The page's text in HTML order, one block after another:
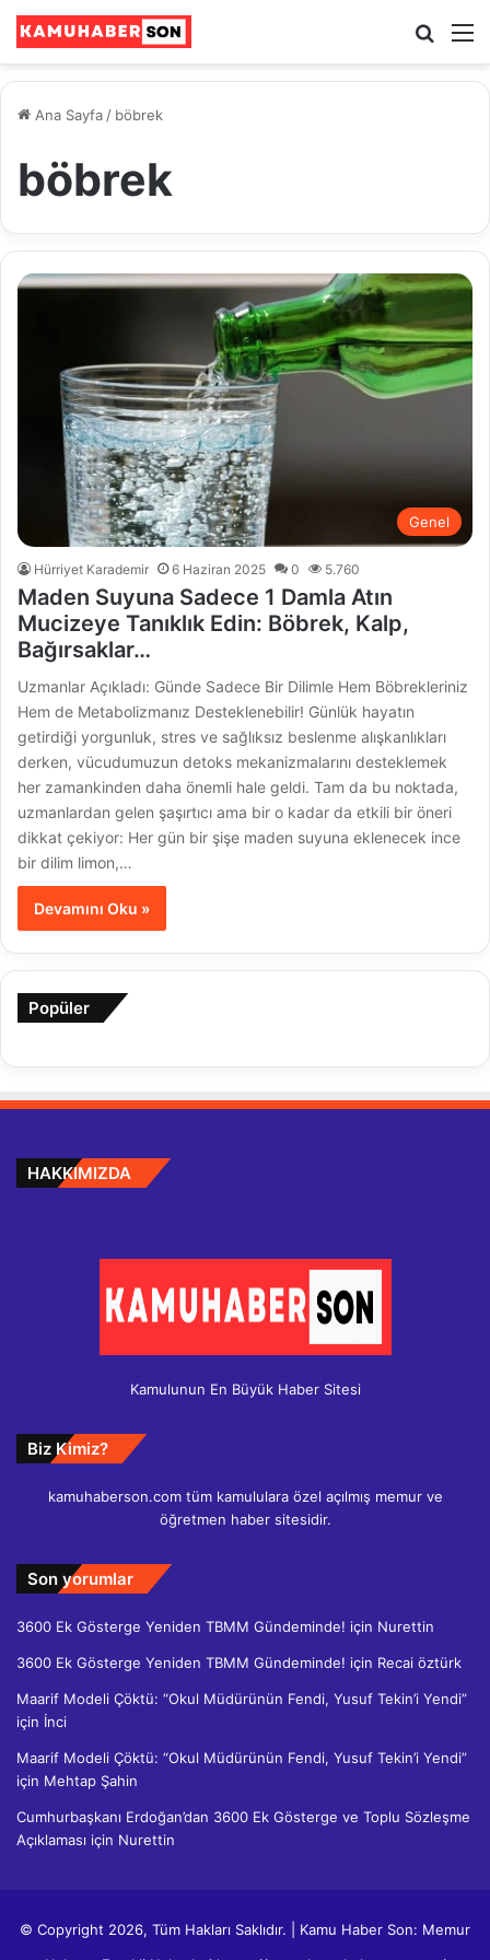
Ara
Ana Sayfa / böbrek
böbrek
Genel
Hürriyet Karademir 6 Haziran 2025 0 5.760
Maden Suyuna Sadece 1 Damla Atın
Mucizeye Tanıklık Edin: Böbrek, Kalp,
Bağırsaklar…
Uzmanlar Açıkladı: Günde Sadece Bir Dilimle Hem Böbrekleriniz
Hem de Metabolizmanız Desteklenebilir! Günlük hayatın
getirdiği yorgunluk, stres ve sağlıksız beslenme alışkanlıkları
derken, vücudumuzun detoks mekanizmalarını desteklemek
her zamankinden daha önemli hale geldi. Tam da bu noktada,
uzmanlardan gelen şaşırtıcı ama bir o kadar da etkili bir öneri
dikkat çekiyor: Her gün bir şişe maden suyuna eklenecek ince
bir dilim limon,…
Devamını Oku »
Popüler
HAKKIMIZDA
Kamulunun En Büyük Haber Sitesi
Biz Kimiz?
kamuhaberson.com tüm kamululara özel açılmış memur ve
öğretmen haber sitesidir.
Son yorumlar
3600 Ek Gösterge Yeniden TBMM Gündeminde! için Nurettin
3600 Ek Gösterge Yeniden TBMM Gündeminde! için Recai öztürk
Maarif Modeli Çöktü: “Okul Müdürünün Fendi, Yusuf Tekin’i Yendi”
için İnci
Maarif Modeli Çöktü: “Okul Müdürünün Fendi, Yusuf Tekin’i Yendi”
için Mehtap Şahin
Cumhurbaşkanı Erdoğan’dan 3600 Ek Gösterge ve Toplu Sözleşme
Açıklaması için Nurettin
© Copyright 2026, Tüm Hakları Saklıdır. | Kamu Haber Son: Memur